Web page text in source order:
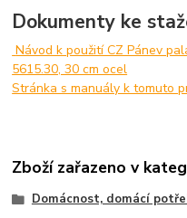
Dokumenty ke
Návod k použití CZ Pánev
5615.30, 30 cm ocel
Stránka s manuály k tomuto
Zboží zařazeno v
Domácnost, domácí